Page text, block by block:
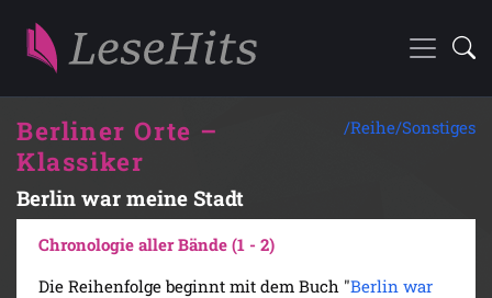
Berliner Orte –
Klassiker
Berlin war meine Stadt
/Reihe/Sonstiges
Chronologie aller Bände (1 - 2)
Die Reihenfolge beginnt mit dem Buch "Berlin war